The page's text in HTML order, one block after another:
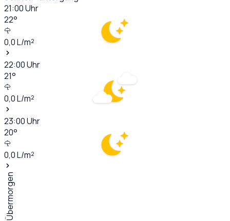
21:00Uhr
22°
0,0L/m²
22:00Uhr
21°
0,0L/m²
23:00Uhr
20°
0,0L/m²
Übermorgen